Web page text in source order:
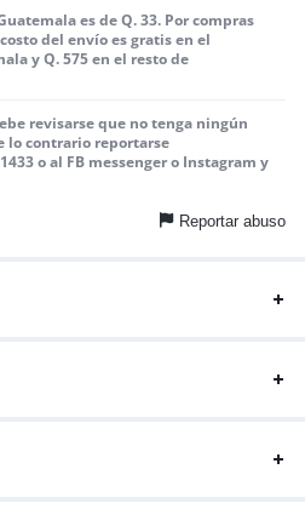
es de Q. 33. Por compras
del envío es gratis en el
y Q. 575 en el resto de
revisarse que no tenga ningún
lo contrario reportarse
o al FB messenger o Instagram y
Reportar abuso